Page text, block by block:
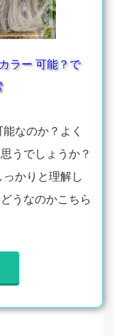
ラー 可能？で
なのか？よく
うでしょうか？
かりと理解し
うなのかこちら